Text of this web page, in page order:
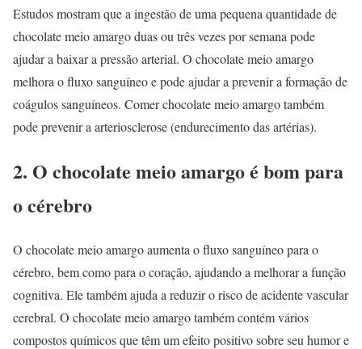
Estudos mostram que a ingestão de uma pequena quantidade de
chocolate meio amargo duas ou três vezes por semana pode
ajudar a baixar a pressão arterial. O chocolate meio amargo
melhora o fluxo sanguíneo e pode ajudar a prevenir a formação de
coágulos sanguíneos. Comer chocolate meio amargo também
pode prevenir a arteriosclerose (endurecimento das artérias).
2. O chocolate meio amargo é bom para
o cérebro
O chocolate meio amargo aumenta o fluxo sanguíneo para o
cérebro, bem como para o coração, ajudando a melhorar a função
cognitiva. Ele também ajuda a reduzir o risco de acidente vascular
cerebral. O chocolate meio amargo também contém vários
compostos químicos que têm um efeito positivo sobre seu humor e